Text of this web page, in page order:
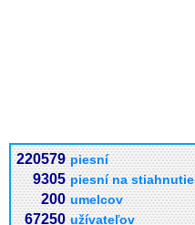
220579 piesní
9305 piesní na stiahnutie
200 umelcov
67250 užívateľov